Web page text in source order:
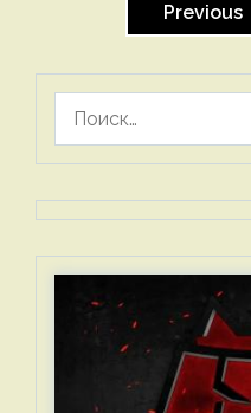
Previous